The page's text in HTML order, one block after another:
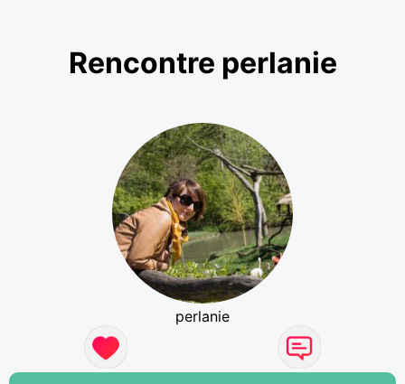
Rencontre perlanie
perlanie